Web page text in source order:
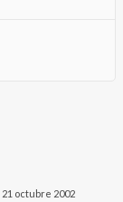
21 octubre 2002